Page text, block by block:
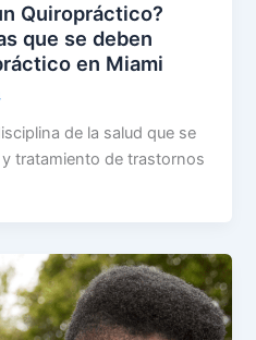
Quiropráctico?
que se deben
en Miami
de la salud que se
tratamiento de trastornos